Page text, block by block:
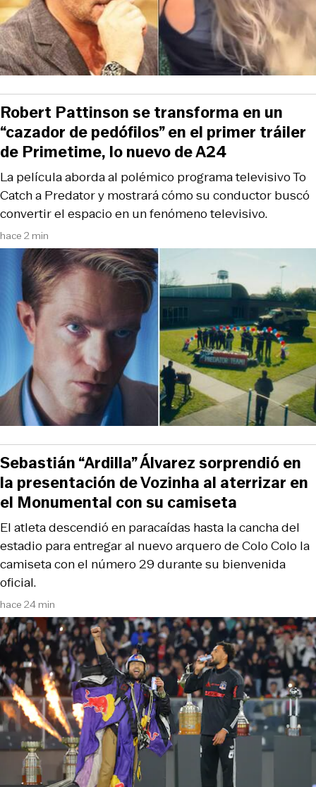
hace 2 min
La película aborda al polémico programa televisivo To
Catch a Predator y mostrará cómo su conductor buscó
convertir el espacio en un fenómeno televisivo.
Robert Pattinson se transforma en un
“cazador de pedófilos” en el primer tráiler
de Primetime, lo nuevo de A24
hace 24 min
El atleta descendió en paracaídas hasta la cancha del
estadio para entregar al nuevo arquero de Colo Colo la
camiseta con el número 29 durante su bienvenida
oficial.
Sebastián “Ardilla” Álvarez sorprendió en
la presentación de Vozinha al aterrizar en
el Monumental con su camiseta